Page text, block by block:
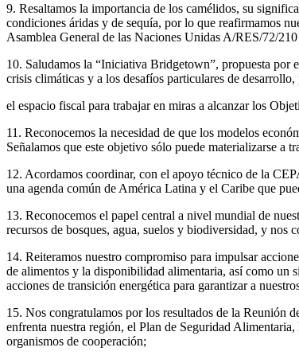
9. Resaltamos la importancia de los camélidos, su
condiciones áridas y de sequía, por lo que reafirmamos
Asamblea General de las Naciones Unidas A/RES/72/
10. Saludamos la “Iniciativa Bridgetown”, propuesta por
crisis climáticas y a los desafíos particulares de
el espacio fiscal para trabajar en miras a alcanzar los
11. Reconocemos la necesidad de que los modelos
Señalamos que este objetivo sólo puede materializarse a
12. Acordamos coordinar, con el apoyo técnico de la
una agenda común de América Latina y el Caribe que
13. Reconocemos el papel central a nivel mundial de
recursos de bosques, agua, suelos y biodiversidad, y nos
14. Reiteramos nuestro compromiso para impulsar
de alimentos y la disponibilidad alimentaria, así como un
acciones de transición energética para garantizar a
15. Nos congratulamos por los resultados de la Reunión
enfrenta nuestra región, el Plan de Seguridad
organismos de cooperación;